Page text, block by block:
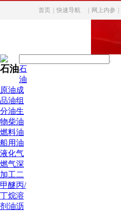
首页 快速导航 网上内参
石油石
油
原油成
品油组
分油生
物柴油
燃料油
船用油
液化气
燃气深
加工二
甲醚丙/
丁烷溶
剂油沥